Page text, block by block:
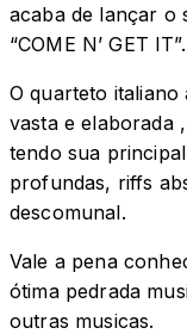
acaba de lançar o
“COME N’ GET IT”.
O quarteto italiano
vasta e elaborada
tendo sua
profundas, riffs
descomunal.
Vale a pena
ótima pedrada
outras musicas.